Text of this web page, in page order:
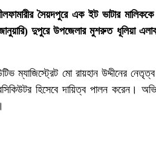
সৈয়দপুরে এক ইট ভাটার
দুপুরে উপজেলার মুশরুত ধূলিয়া
ম্যাজিস্ট্রেট মো রায়হান উদ্দীনের
হিসেবে দায়িত্ব পালন করেন।